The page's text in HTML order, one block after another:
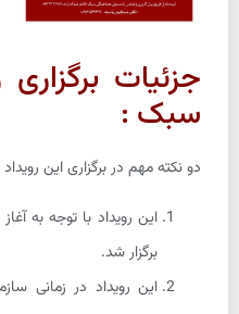
جزئیات
سبک :
دو نکته مهم در برگزاری این
این رویداد با توجه به
برگزار شد.
این رویداد در زمانی